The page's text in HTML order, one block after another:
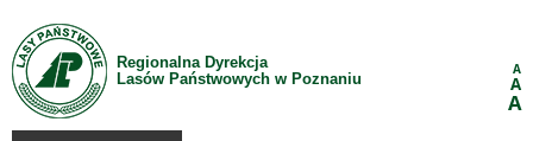
Przejdź do treści
Regionalna Dyrekcja
Lasów Państwowych w Poznaniu
A
A
A